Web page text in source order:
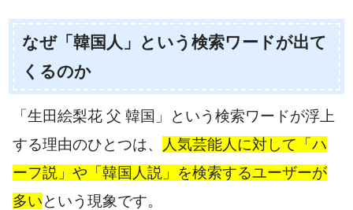
なぜ「韓国人」という検索ワードが出て
くるのか
「生田絵梨花 父 韓国」という検索ワードが浮上
する理由のひとつは、
人気芸能人に対して「ハ
ーフ説」や「韓国人説」を検索するユーザーが
多いという現象です。